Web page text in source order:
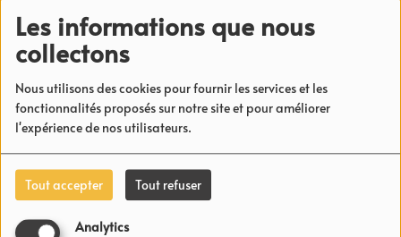
Les informations que nous
collectons
Nous utilisons des cookies pour fournir les services et les
fonctionnalités proposés sur notre site et pour améliorer
l'expérience de nos utilisateurs.
Tout accepter Tout refuser
Analytics
Mourinho taquine les supporters de l’Inter